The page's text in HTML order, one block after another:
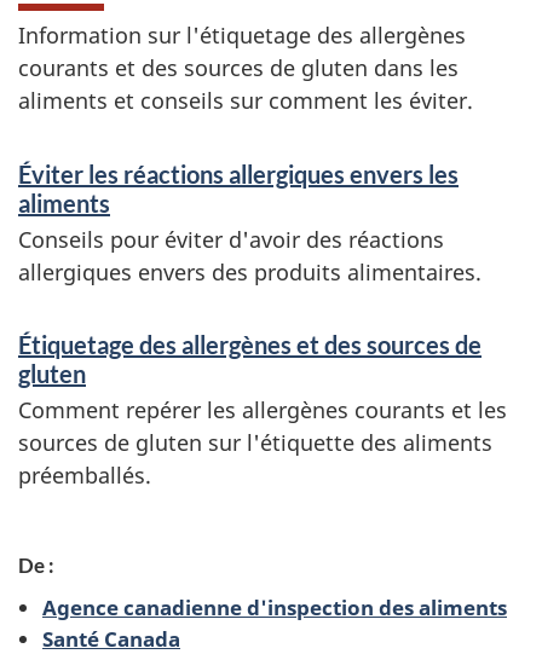
Information sur l'étiquetage des allergènes
courants et des sources de gluten dans les
aliments et conseils sur comment les éviter.
S
e
r
v
i
c
e
s
e
r
e
Éviter les réactions allergiques envers les
aliments
Conseils pour éviter d'avoir des réactions
allergiques envers des produits alimentaires.
Étiquetage des allergènes et des sources de
gluten
Comment repérer les allergènes courants et les
sources de gluten sur l'étiquette des aliments
préemballés.
De :
Agence canadienne d'inspection des aliments
Santé Canada